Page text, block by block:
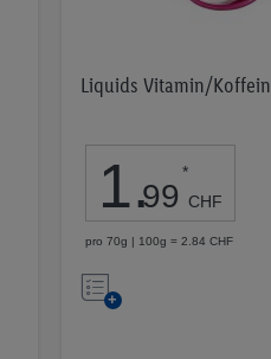
Liquids Vitamin/Koffein
1.99
*
CHF
pro 70g | 100g = 2.84 CHF
Auf